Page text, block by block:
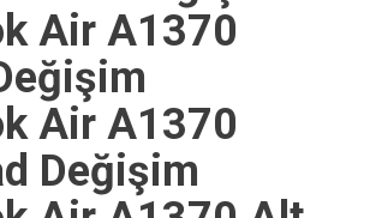
Air A1370
Air A1370
Değişim